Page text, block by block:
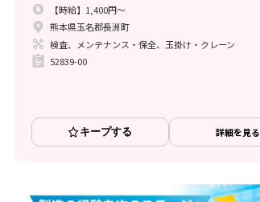
【時給】1,400円～
熊本県玉名郡長洲町
検査、メンテナンス・保全、玉掛け・クレーン
52839-00
キープする 詳細を見る